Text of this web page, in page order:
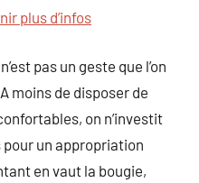
plus d’infos
pas un geste que l’on
moins de disposer de
on n’investit
pour un appropriation
en vaut la bougie,